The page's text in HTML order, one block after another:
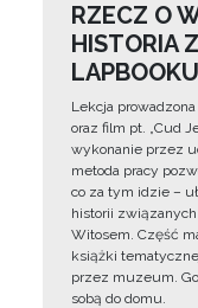
RZECZ O
HISTORIA
Lekcja
oraz film pt. „Cud
wykonanie przez
metoda pracy
co za tym idzie –
historii
Witosem. Część
książki
przez muzeum.
sobą do domu.